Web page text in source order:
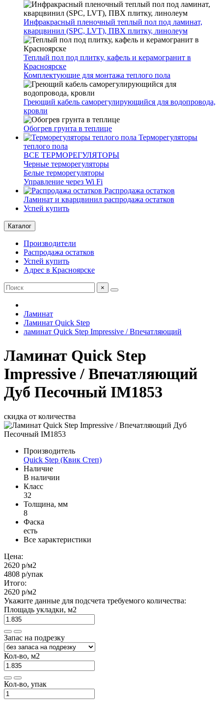
Инфракрасный пленочный теплый пол под ламинат,
кварцвинил (SPC, LVT), ПВХ плитку, линолеум
Теплый пол под плитку, кафель и керамогранит в
Красноярске
Комплектующие для монтажа теплого пола
Греющий кабель саморегулирующийся для водопровода,
кровли
Обогрев грунта в теплице
Терморегуляторы
теплого пола
ВСЕ ТЕРМОРЕГУЛЯТОРЫ
Черные терморегуляторы
Белые терморегуляторы
Управление через Wi Fi
Распродажа остатков
Ламинат и кварцвинил распродажа остатков
Успей купить
Каталог
Производители
Распродажа остатков
Успей купить
Адрес в Красноярске
×
Ламинат
Ламинат Quick Step
ламинат Quick Step Impressive / Впечатляющий
Ламинат Quick Step
Impressive / Впечатляющий
Дуб Песочный IM1853
скидка от количества
Производитель
Quick Step (Квик Степ)
Наличие
В наличии
Класс
32
Толщина, мм
8
Фаска
есть
Все характеристики
Цена:
2620 р/м2
4808 р/упак
Итого:
2620 р/м2
Укажите данные для подсчета требуемого количества:
Площадь укладки, м2
Запас на подрезку
Кол-во, м2
Кол-во, упак